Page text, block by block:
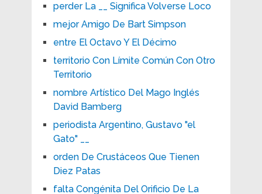
perder La __ Significa Volverse Loco
mejor Amigo De Bart Simpson
entre El Octavo Y El Décimo
territorio Con Límite Común Con Otro
Territorio
nombre Artístico Del Mago Inglés
David Bamberg
periodista Argentino, Gustavo "el
Gato" __
orden De Crustáceos Que Tienen
Diez Patas
falta Congénita Del Orificio De La